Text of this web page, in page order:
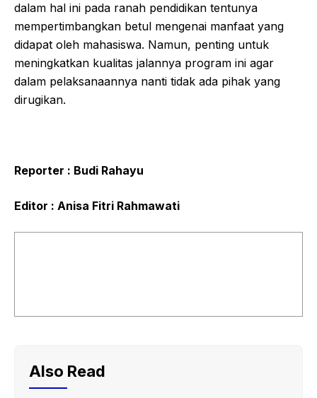
dalam hal ini pada ranah pendidikan tentunya
mempertimbangkan betul mengenai manfaat yang
didapat oleh mahasiswa. Namun, penting untuk
meningkatkan kualitas jalannya program ini agar
dalam pelaksanaannya nanti tidak ada pihak yang
dirugikan.
Reporter : Budi Rahayu
Editor : Anisa Fitri Rahmawati
Also Read